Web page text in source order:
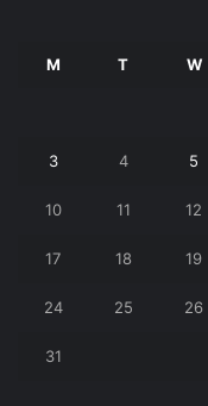
M T W
3 4 5
10 11 12
17 18 19
24 25 26
31